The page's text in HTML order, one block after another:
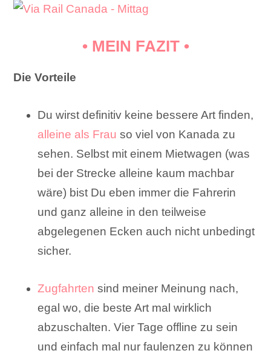
• MEIN FAZIT •
Die Vorteile
Du wirst definitiv keine bessere Art finden,
alleine als Frau so viel von Kanada zu
sehen. Selbst mit einem Mietwagen (was
bei der Strecke alleine kaum machbar
wäre) bist Du eben immer die Fahrerin
und ganz alleine in den teilweise
abgelegenen Ecken auch nicht unbedingt
sicher.
Zugfahrten sind meiner Meinung nach,
egal wo, die beste Art mal wirklich
abzuschalten. Vier Tage offline zu sein
und einfach mal nur faulenzen zu können